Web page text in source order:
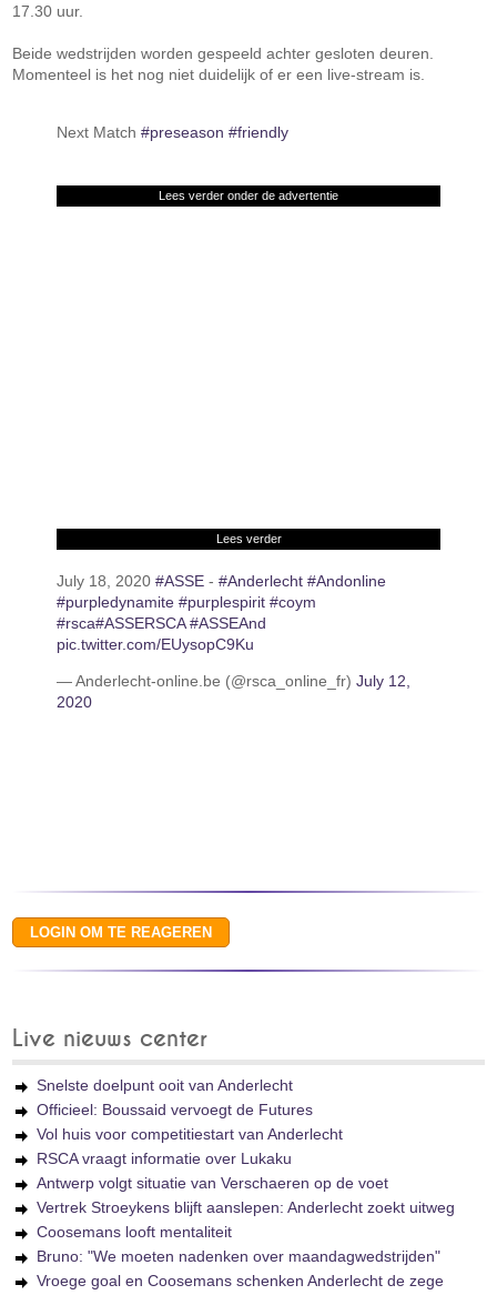
17.30 uur.
Beide wedstrijden worden gespeeld achter gesloten deuren.
Momenteel is het nog niet duidelijk of er een live-stream is.
Next Match#preseason #friendly
Lees verder onder de advertentie
Lees verder
July 18, 2020#ASSE -#Anderlecht #Andonline
#purpledynamite #purplespirit #coym
#rsca#ASSERSCA #ASSEAnd
pic.twitter.com/EUysopC9Ku
— Anderlecht-online.be (@rsca_online_fr)July 12,
2020
Live nieuws center
Snelste doelpunt ooit van Anderlecht
Officieel: Boussaid vervoegt de Futures
Vol huis voor competitiestart van Anderlecht
RSCA vraagt informatie over Lukaku
Antwerp volgt situatie van Verschaeren op de voet
Vertrek Stroeykens blijft aanslepen: Anderlecht zoekt uitweg
Coosemans looft mentaliteit
Bruno: "We moeten nadenken over maandagwedstrijden"
Vroege goal en Coosemans schenken Anderlecht de zege